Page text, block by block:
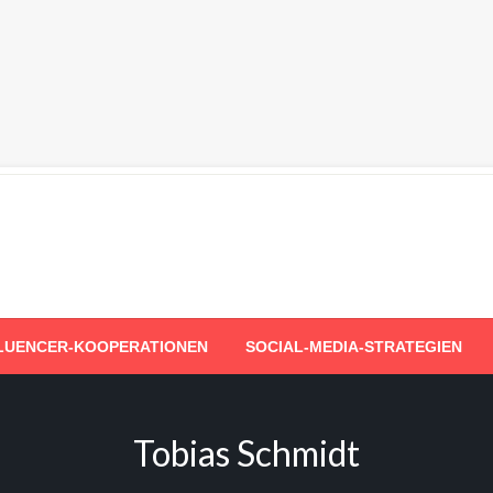
KOOPERATIONEN SOCIAL-MEDIA-STRATEGIEN
Tobias Schmidt